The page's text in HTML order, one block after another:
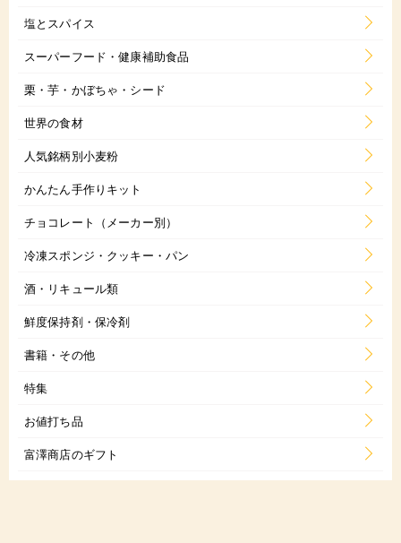
塩とスパイス
スーパーフード・健康補助食品
栗・芋・かぼちゃ・シード
世界の食材
人気銘柄別小麦粉
かんたん手作りキット
チョコレート（メーカー別）
冷凍スポンジ・クッキー・パン
酒・リキュール類
鮮度保持剤・保冷剤
書籍・その他
特集
お値打ち品
富澤商店のギフト